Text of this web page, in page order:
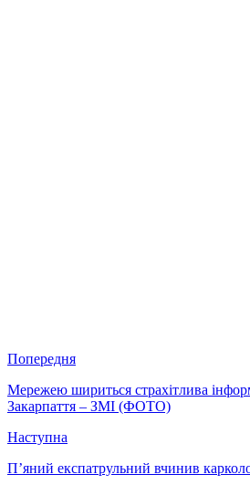
Попередня
Мережею шириться страхітлива
Закарпаття – ЗМІ (ФОТО)
Наступна
П’яний експатрульний вчинив